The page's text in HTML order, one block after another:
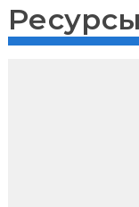
Ресурсы